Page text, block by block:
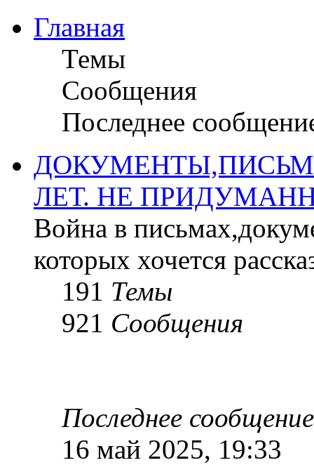
Главная
Темы
Сообщения
Последнее
ЛЕТ. НЕ
Война в
которых хочется
191 Темы
921 Сообщения
Последнее сообщение
16 май 2025, 19:33